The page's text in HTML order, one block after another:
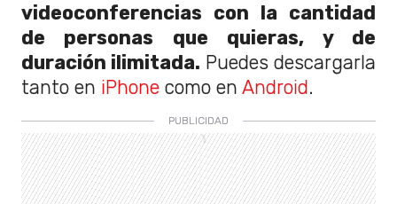
videoconferencias con la cantidad
de personas que quieras, y de
duración ilimitada. Puedes descargarla
tanto en iPhone como en Android.